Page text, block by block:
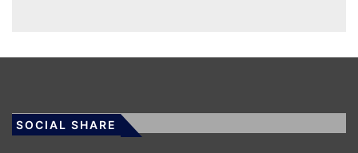
SOCIAL SHARE